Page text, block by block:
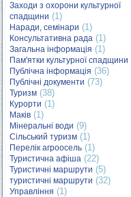
Заходи з охорони культурної
спадщини (1)
Наради, семінари (1)
Консультативна рада (1)
Загальна інформація (1)
Пам'ятки культурної спадщини
Публічна інформація (36)
Публічні документи (73)
Туризм (38)
Курорти (1)
Маків (1)
Мінеральні води (9)
Сільський туризм (1)
Перелік агроосель (1)
Туристична афіша (22)
Туристичні маршрути (5)
туристичні маршрути (32)
Управління (1)